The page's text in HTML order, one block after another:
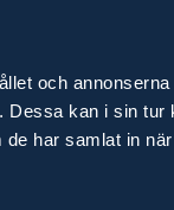
och
kan i sin tur
har samlat in